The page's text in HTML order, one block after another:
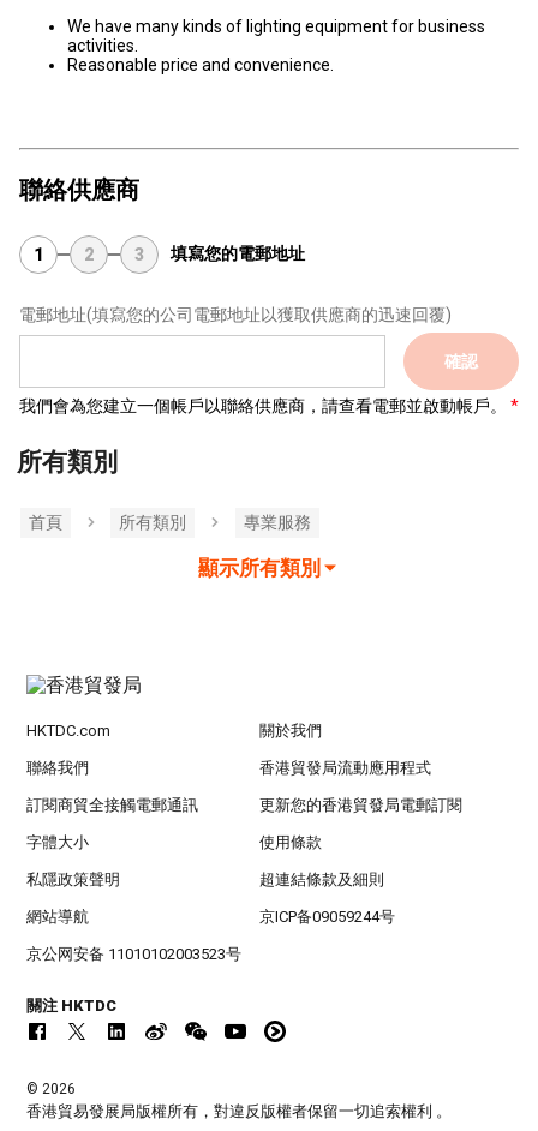
We have many kinds of lighting equipment for business
activities.
Reasonable price and convenience.
聯絡供應商
1 2 3 填寫您的電郵地址
電郵地址(填寫您的公司電郵地址以獲取供應商的迅速回覆)
確認
我們會為您建立一個帳戶以聯絡供應商，請查看電郵並啟動帳戶。
所有類別
首頁 所有類別 專業服務
顯示所有類別
HKTDC.com 關於我們
聯絡我們 香港貿發局流動應用程式
訂閱商貿全接觸電郵通訊 更新您的香港貿發局電郵訂閱
字體大小 使用條款
私隱政策聲明 超連結條款及細則
網站導航 京ICP备09059244号
京公网安备 11010102003523号
關注 HKTDC
© 2026
香港貿易發展局版權所有，對違反版權者保留一切追索權利 。